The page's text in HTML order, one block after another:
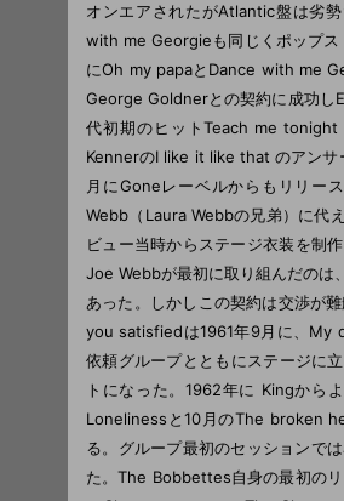
オンエアされたがAtlantic盤は劣
with me Georgieも同じくポップス
にOh my papaとDance with me
George Goldnerとの契約に成功し
代初期のヒットTeach me
KennerのI like it like that のアンサ
月にGoneレーベルからもリリー
Webb（Laura Webbの兄弟）に代
ビュー当時からステージ衣装を制
Joe Webbが最初に取り組んだのは
あった。しかしこの契約は交渉が
you satisfiedは1961年9月に、My
依頼グループとともにステージに
トになった。1962年に Kingから
Lonelinessと10月のThe broken
る。グループ最初のセッションで
た。The Bobbettes自身の最初の